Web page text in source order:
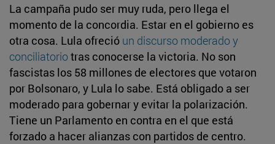
La campaña pudo ser muy ruda, pero llega el
momento de la concordia. Estar en el gobierno es
otra cosa. Lula ofreció un discurso moderado y
conciliatoriotras conocerse la victoria. No son
fascistas los 58 millones de electores que votaron
por Bolsonaro, y Lula lo sabe. Está obligado a ser
moderado para gobernar y evitar la polarización.
Tiene un Parlamento en contra en el que está
forzado a hacer alianzas con partidos de centro.